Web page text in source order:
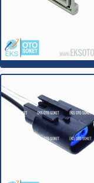
2C002